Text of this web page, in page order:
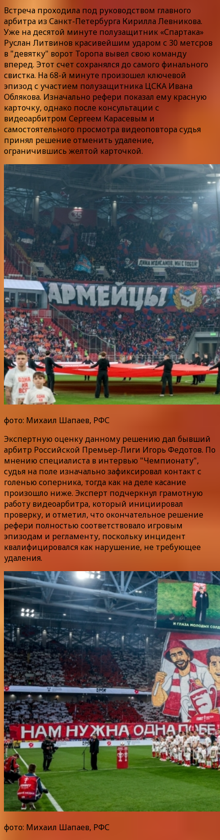
Встреча проходила под руководством главного
арбитра из Санкт-Петербурга Кирилла Левникова.
Уже на десятой минуте полузащитник «Спартака»
Руслан Литвинов красивейшим ударом с 30 метсров
в "девятку" ворот Торопа вывел свою команду
вперед. Этот счет сохранялся до самого финального
свистка. На 68-й минуте произошел ключевой
эпизод с участием полузащитника ЦСКА Ивана
Облякова. Изначально рефери показал ему красную
карточку, однако после консультации с
видеоарбитром Сергеем Карасевым и
самостоятельного просмотра видеоповтора судья
принял решение отменить удаление,
ограничившись желтой карточкой.
фото: Михаил Шапаев, РФС
Экспертную оценку данному решению дал бывший
арбитр Российской Премьер-Лиги Игорь Федотов. По
мнению специалиста в интервью "Чемпионату",
судья на поле изначально зафиксировал контакт с
голенью соперника, тогда как на деле касание
произошло ниже. Эксперт подчеркнул грамотную
работу видеоарбитра, который инициировал
проверку, и отметил, что окончательное решение
рефери полностью соответствовало игровым
эпизодам и регламенту, поскольку инцидент
квалифицировался как нарушение, не требующее
удаления.
фото: Михаил Шапаев, РФС